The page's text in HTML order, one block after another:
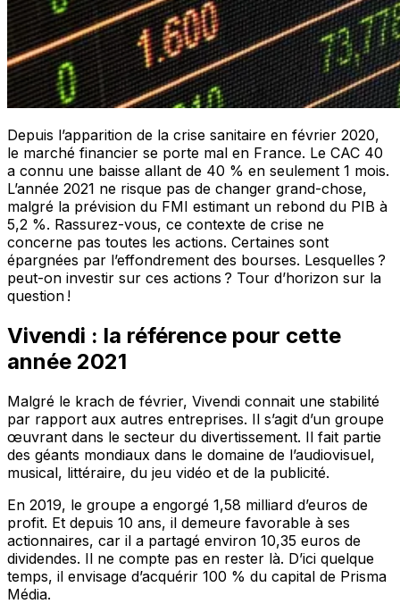
Depuis l’apparition de la crise sanitaire en février 2020,
le marché financier se porte mal en France. Le CAC 40
a connu une baisse allant de 40 % en seulement 1 mois.
L’année 2021 ne risque pas de changer grand-chose,
malgré la prévision du FMI estimant un rebond du PIB à
5,2 %. Rassurez-vous, ce contexte de crise ne
concerne pas toutes les actions. Certaines sont
épargnées par l’effondrement des bourses. Lesquelles ?
peut-on investir sur ces actions ? Tour d’horizon sur la
question !
Vivendi : la référence pour cette
année 2021
Malgré le krach de février, Vivendi connait une stabilité
par rapport aux autres entreprises. Il s’agit d’un groupe
œuvrant dans le secteur du divertissement. Il fait partie
des géants mondiaux dans le domaine de l’audiovisuel,
musical, littéraire, du jeu vidéo et de la publicité.
En 2019, le groupe a engorgé 1,58 milliard d’euros de
profit. Et depuis 10 ans, il demeure favorable à ses
actionnaires, car il a partagé environ 10,35 euros de
dividendes. Il ne compte pas en rester là. D’ici quelque
temps, il envisage d’acquérir 100 % du capital de Prisma
Média.